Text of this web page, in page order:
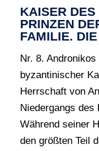
KAISER DES
PRINZEN
FAMILIE.
Nr. 8.
byzantinischer
Herrschaft von
Niedergangs
Während seiner
den größten Teil